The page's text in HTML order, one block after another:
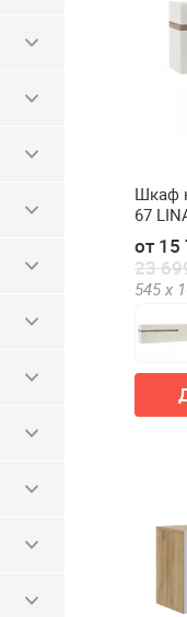
Шкаф
67
от 15
23
545 х